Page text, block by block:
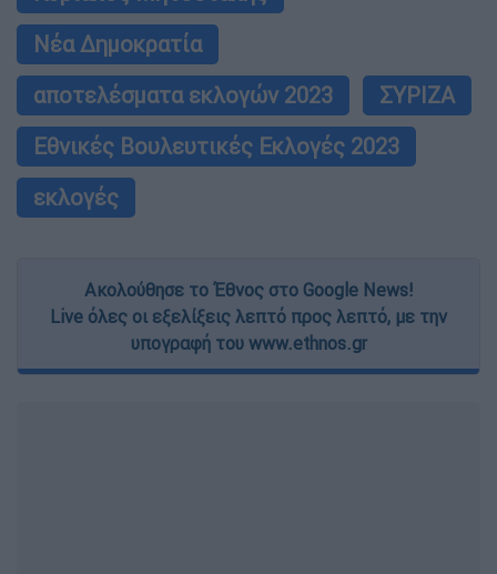
Νέα Δημοκρατία
αποτελέσματα εκλογών 2023
ΣΥΡΙΖΑ
Εθνικές Βουλευτικές Εκλογές 2023
εκλογές
Ακολούθησε το Έθνος στο Google News!
Live όλες οι εξελίξεις λεπτό προς λεπτό, με την
υπογραφή του www.ethnos.gr